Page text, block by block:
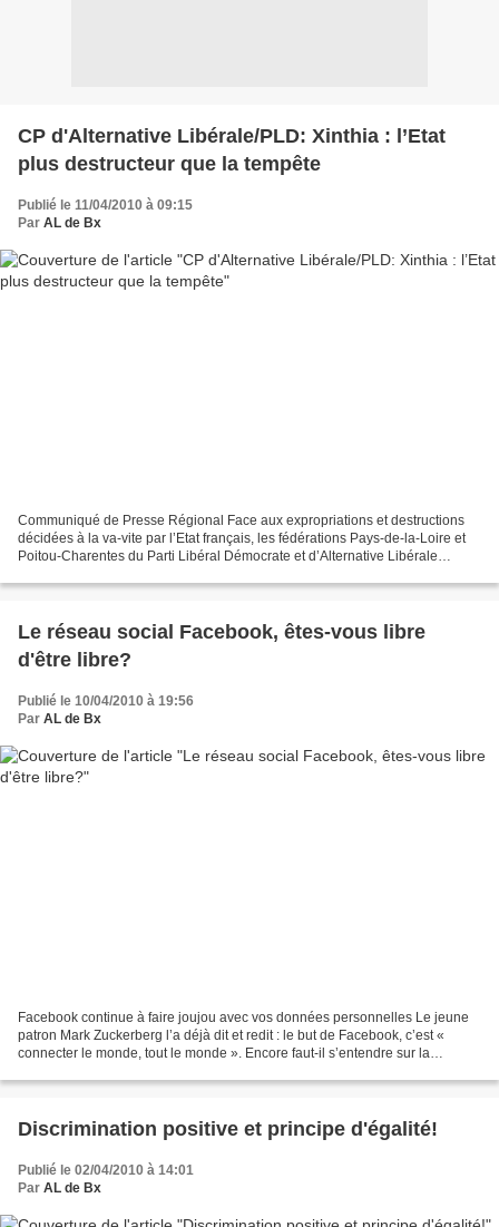
CP d'Alternative Libérale/PLD: Xinthia : l’Etat
plus destructeur que la tempête
Publié le 11/04/2010 à 09:15
Par AL de Bx
Communiqué de Presse Régional Face aux expropriations et destructions
décidées à la va-vite par l’Etat français, les fédérations Pays-de-la-Loire et
Poitou-Charentes du Parti Libéral Démocrate et d’Alternative Libérale
Le réseau social Facebook, êtes-vous libre
d'être libre?
Publié le 10/04/2010 à 19:56
Par AL de Bx
Facebook continue à faire joujou avec vos données personnelles Le jeune
patron Mark Zuckerberg l’a déjà dit et redit : le but de Facebook, c’est «
connecter le monde, tout le monde ». Encore faut-il s’entendre sur la
Discrimination positive et principe d'égalité!
Publié le 02/04/2010 à 14:01
Par AL de Bx